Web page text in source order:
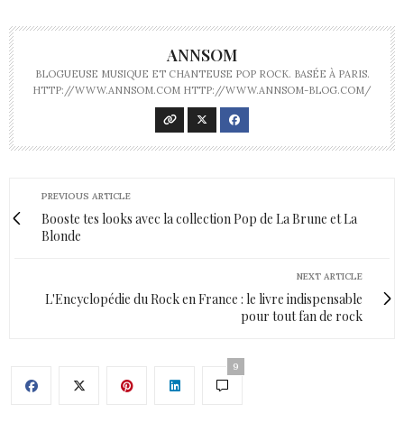
ANNSOM
BLOGUEUSE MUSIQUE ET CHANTEUSE POP ROCK. BASÉE À PARIS.
HTTP://WWW.ANNSOM.COM HTTP://WWW.ANNSOM-BLOG.COM/
PREVIOUS ARTICLE
Booste tes looks avec la collection Pop de La Brune et La
Blonde
NEXT ARTICLE
L'Encyclopédie du Rock en France : le livre indispensable
pour tout fan de rock
9